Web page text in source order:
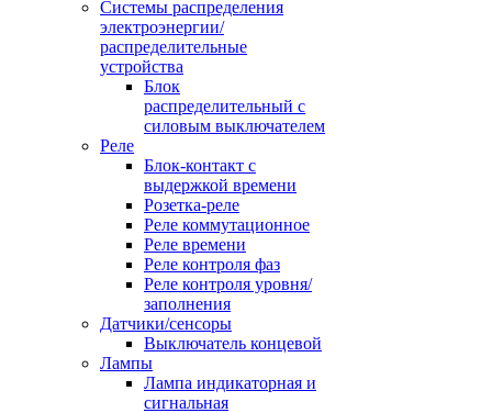
Системы распределения
электроэнергии/
распределительные
устройства
Блок
распределительный с
силовым выключателем
Реле
Блок-контакт с
выдержкой времени
Розетка-реле
Реле коммутационное
Реле времени
Реле контроля фаз
Реле контроля уровня/
заполнения
Датчики/сенсоры
Выключатель концевой
Лампы
Лампа индикаторная и
сигнальная